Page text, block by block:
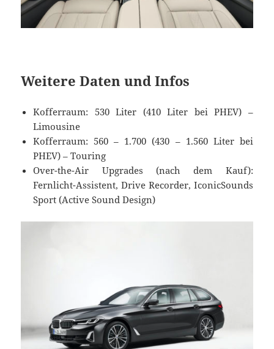
Weitere Daten und Infos
Kofferraum: 530 Liter (410 Liter bei PHEV) –
Limousine
Kofferraum: 560 – 1.700 (430 – 1.560 Liter bei
PHEV) – Touring
Over-the-Air Upgrades (nach dem Kauf):
Fernlicht-Assistent, Drive Recorder, IconicSounds
Sport (Active Sound Design)